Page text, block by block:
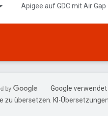
Apigee auf GDC mit Air Gap
Google
zu übersetzen. KI-